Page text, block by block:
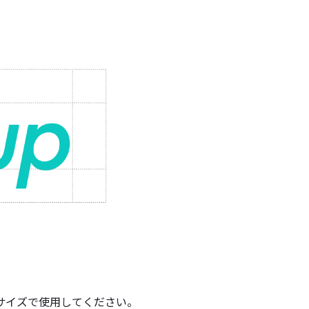
ズで使用してください。